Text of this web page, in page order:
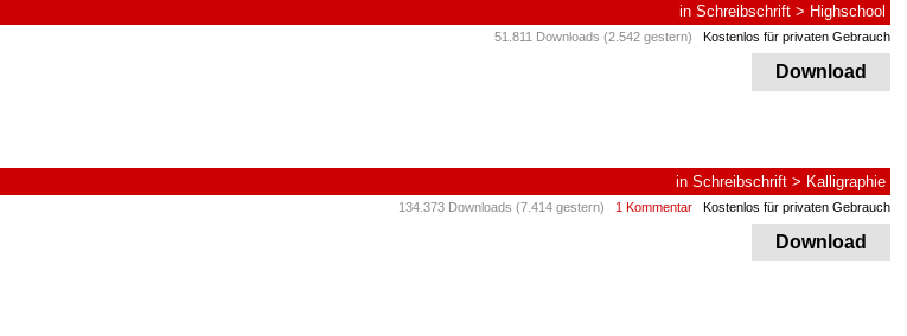
in Schreibschrift > Highschool
51.811 Downloads (2.542 gestern) Kostenlos für privaten Gebrauch
Download
in Schreibschrift > Kalligraphie
134.373 Downloads (7.414 gestern) 1 Kommentar Kostenlos für privaten Gebrauch
Download